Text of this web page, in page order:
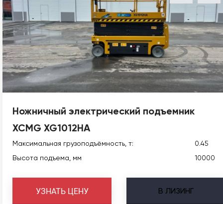
Ножничный электрический подъемник
XCMG XG1012HA
Максимальная грузоподъёмность, т:
0.45
Высота подъема, мм
10000
В ЛИЗИНГ
УЗНАТЬ ЦЕНУ